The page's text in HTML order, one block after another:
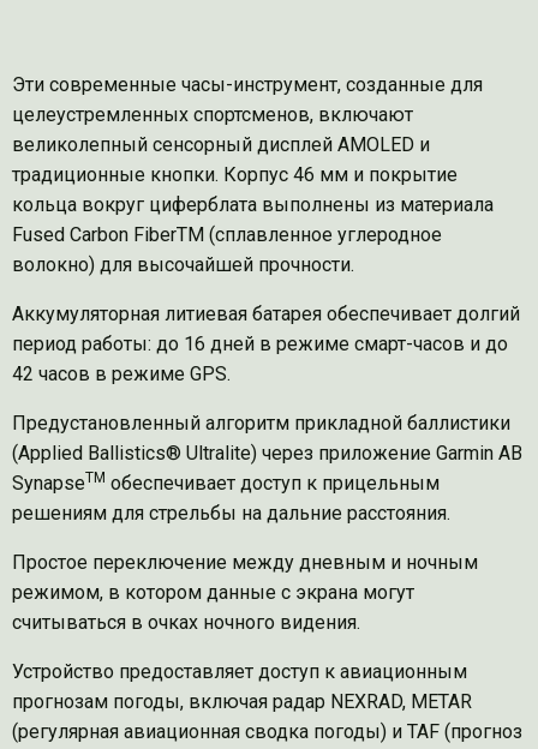
Эти современные часы-инструмент, созданные для
целеустремленных спортсменов, включают
великолепный сенсорный дисплей AMOLED и
традиционные кнопки. Корпус 46 мм и покрытие
кольца вокруг циферблата выполнены из материала
Fused Carbon FiberTM (сплавленное углеродное
волокно) для высочайшей прочности.
Аккумуляторная литиевая батарея обеспечивает долгий
период работы: до 16 дней в режиме смарт-часов и до
42 часов в режиме GPS.
Предустановленный алгоритм прикладной баллистики
(Applied Ballistics® Ultralite) через приложение Garmin AB
SynapseTM обеспечивает доступ к прицельным
решениям для стрельбы на дальние расстояния.
Простое переключение между дневным и ночным
режимом, в котором данные с экрана могут
считываться в очках ночного видения.
Устройство предоставляет доступ к авиационным
прогнозам погоды, включая радар NEXRAD, METAR
(регулярная авиационная сводка погоды) и TAF (прогноз